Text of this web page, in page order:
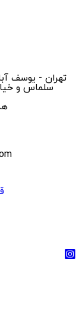
تهران - یوسف
سلماس و خیابان